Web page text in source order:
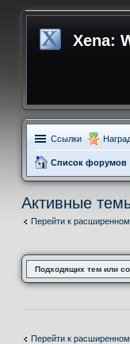
Xena:
Ссылки
Список форумов
Активные
Перейти к
Подходящих тем или
Перейти к